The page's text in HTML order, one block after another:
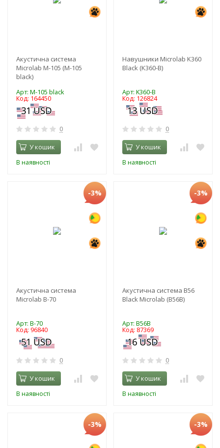
Акустична система
Microlab M-105 (M-105
black)
Арт: M-105 black
Код: 164450
0
У кошик
В наявності
Навушники Microlab K360
Black (K360-B)
Арт: K360-B
Код: 126824
0
У кошик
В наявності
-3%
Акустична система
Microlab B-70
Арт: B-70
Код: 96840
0
У кошик
В наявності
-3%
Акустична система B56
Black Microlab (B56B)
Арт: B56B
Код: 87369
0
У кошик
В наявності
-3% -3%